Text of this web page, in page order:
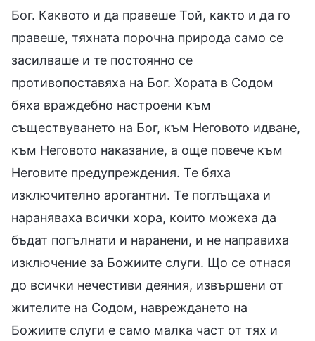
Бог. Каквото и да правеше Той, както и да го
правеше, тяхната порочна природа само се
засилваше и те постоянно се
противопоставяха на Бог. Хората в Содом
бяха враждебно настроени към
съществуването на Бог, към Неговото идване,
към Неговото наказание, а още повече към
Неговите предупреждения. Те бяха
изключително арогантни. Те поглъщаха и
нараняваха всички хора, които можеха да
бъдат погълнати и наранени, и не направиха
изключение за Божиите слуги. Що се отнася
до всички нечестиви деяния, извършени от
жителите на Содом, навреждането на
Божиите слуги е само малка част от тях и